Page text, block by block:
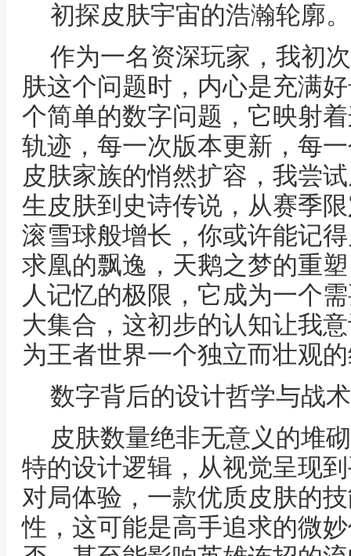
初探皮肤宇宙的浩瀚轮廓。
作为一名资深玩家，我初
肤这个问题时，内心是充满
个简单的数字问题，它映射
轨迹，每一次版本更新，每
皮肤家族的悄然扩容，我尝
生皮肤到史诗传说，从赛季
滚雪球般增长，你或许能记
求凰的飘逸，天鹅之梦的重
人记忆的极限，它成为一个
大集合，这初步的认知让我
为王者世界一个独立而壮观
数字背后的设计哲学与战
皮肤数量绝非无意义的堆
特的设计逻辑，从视觉呈现
对局体验，一款优质皮肤的
性，这可能是高手追求的微